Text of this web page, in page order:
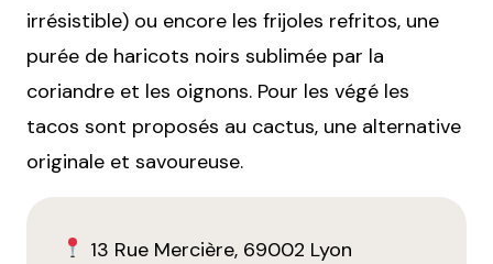
irrésistible) ou encore les frijoles refritos, une
purée de haricots noirs sublimée par la
coriandre et les oignons. Pour les végé les
tacos sont proposés au cactus, une alternative
originale et savoureuse.
13 Rue Mercière, 69002 Lyon